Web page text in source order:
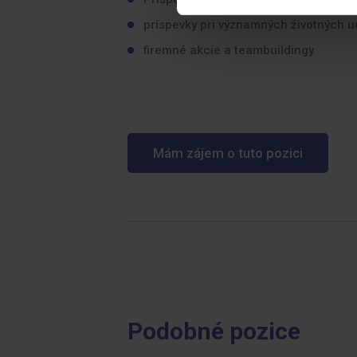
príspevky pri významných životných
firemné akcie a teambuildingy
Mám zájem o tuto pozici
Podobné pozice